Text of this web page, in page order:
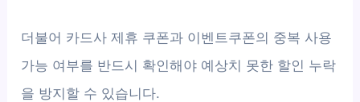
더불어 카드사 제휴 쿠폰과 이벤트쿠폰의 중복 사용
가능 여부를 반드시 확인해야 예상치 못한 할인 누락
을 방지할 수 있습니다.